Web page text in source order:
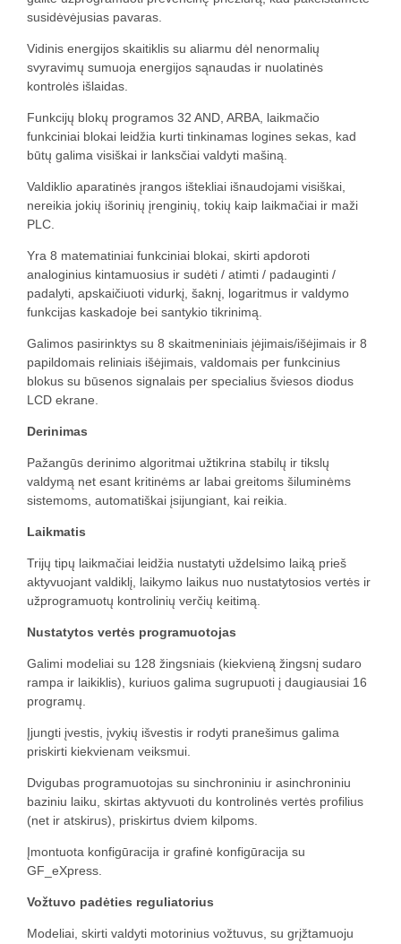
susidėvėjusias pavaras.
Vidinis energijos skaitiklis su aliarmu dėl nenormalių
svyravimų sumuoja energijos sąnaudas ir nuolatinės
kontrolės išlaidas.
Funkcijų blokų programos 32 AND, ARBA, laikmačio
funkciniai blokai leidžia kurti tinkinamas logines sekas, kad
būtų galima visiškai ir lanksčiai valdyti mašiną.
Valdiklio aparatinės įrangos ištekliai išnaudojami visiškai,
nereikia jokių išorinių įrenginių, tokių kaip laikmačiai ir maži
PLC.
Yra 8 matematiniai funkciniai blokai, skirti apdoroti
analoginius kintamuosius ir sudėti / atimti / padauginti /
padalyti, apskaičiuoti vidurkį, šaknį, logaritmus ir valdymo
funkcijas kaskadoje bei santykio tikrinimą.
Galimos pasirinktys su 8 skaitmeniniais įėjimais/išėjimais ir 8
papildomais reliniais išėjimais, valdomais per funkcinius
blokus su būsenos signalais per specialius šviesos diodus
LCD ekrane.
Derinimas
Pažangūs derinimo algoritmai užtikrina stabilų ir tikslų
valdymą net esant kritinėms ar labai greitoms šiluminėms
sistemoms, automatiškai įsijungiant, kai reikia.
Laikmatis
Trijų tipų laikmačiai leidžia nustatyti uždelsimo laiką prieš
aktyvuojant valdiklį, laikymo laikus nuo nustatytosios vertės ir
užprogramuotų kontrolinių verčių keitimą.
Nustatytos vertės programuotojas
Galimi modeliai su 128 žingsniais (kiekvieną žingsnį sudaro
rampa ir laikiklis), kuriuos galima sugrupuoti į daugiausiai 16
programų.
Įjungti įvestis, įvykių išvestis ir rodyti pranešimus galima
priskirti kiekvienam veiksmui.
Dvigubas programuotojas su sinchroniniu ir asinchroniniu
baziniu laiku, skirtas aktyvuoti du kontrolinės vertės profilius
(net ir atskirus), priskirtus dviem kilpoms.
Įmontuota konfigūracija ir grafinė konfigūracija su
GF_eXpress.
Vožtuvo padėties reguliatorius
Modeliai, skirti valdyti motorinius vožtuvus, su grįžtamuoju